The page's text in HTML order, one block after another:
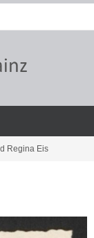
Regina Eis